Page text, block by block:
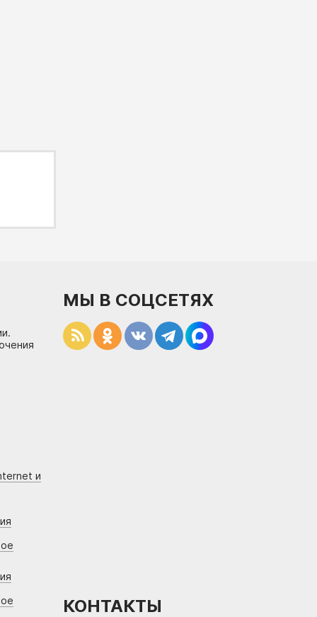
и
МЫ В СОЦСЕТЯХ
КОНТАКТЫ